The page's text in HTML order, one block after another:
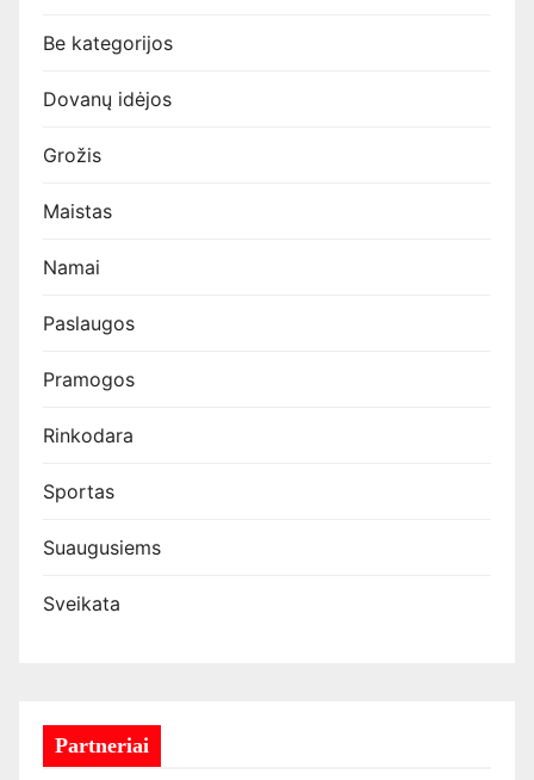
Be kategorijos
Dovanų idėjos
Grožis
Maistas
Namai
Paslaugos
Pramogos
Rinkodara
Sportas
Suaugusiems
Sveikata
Partneriai